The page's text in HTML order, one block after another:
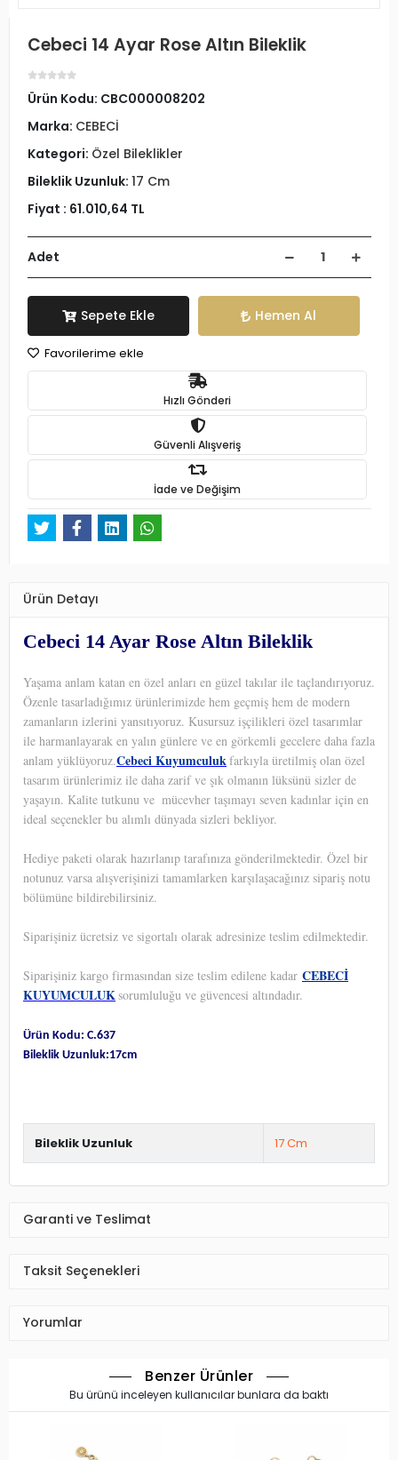
Cebeci 14 Ayar Rose Altın Bileklik
Ürün Kodu: CBC000008202
Marka: CEBECİ
Kategori: Özel Bileklikler
Bileklik Uzunluk: 17 Cm
Fiyat : 61.010,64 TL
Adet
Sepete Ekle Hemen Al
Favorilerime ekle
Hızlı Gönderi
Güvenli Alışveriş
İade ve Değişim
Ürün Detayı
Cebeci 14 Ayar Rose Altın Bileklik
Yaşama anlam katan en özel anları en güzel takılar ile taçlandırıyoruz.
Özenle tasarladığımız ürünlerimizde hem geçmiş hem de modern
zamanların izlerini yansıtıyoruz. Kusursuz işçilikleri özel tasarımlar
ile harmanlayarak en yalın günlere ve en görkemli gecelere daha fazla
anlam yüklüyoruz.Cebeci Kuyumculukfarkıyla üretilmiş olan özel
tasarım ürünlerimiz ile daha zarif ve şık olmanın lüksünü sizler de
yaşayın. Kalite tutkunu ve mücevher taşımayı seven kadınlar için en
ideal seçenekler bu alımlı dünyada sizleri bekliyor.
Hediye paketi olarak hazırlanıp tarafınıza gönderilmektedir. Özel bir
notunuz varsa alışverişinizi tamamlarken karşılaşacağınız sipariş notu
bölümüne bildirebilirsiniz.
Siparişiniz ücretsiz ve sigortalı olarak adresinize teslim edilmektedir.
Siparişiniz kargo firmasından size teslim edilene kadar CEBECİ
KUYUMCULUKsorumluluğu ve güvencesi altındadır.
Ürün Kodu: C.637
Bileklik Uzunluk:17cm
Bileklik Uzunluk 17 Cm
Garanti ve Teslimat
Taksit Seçenekleri
Yorumlar
Benzer Ürünler
Bu ürünü inceleyen kullanıcılar bunlara da baktı